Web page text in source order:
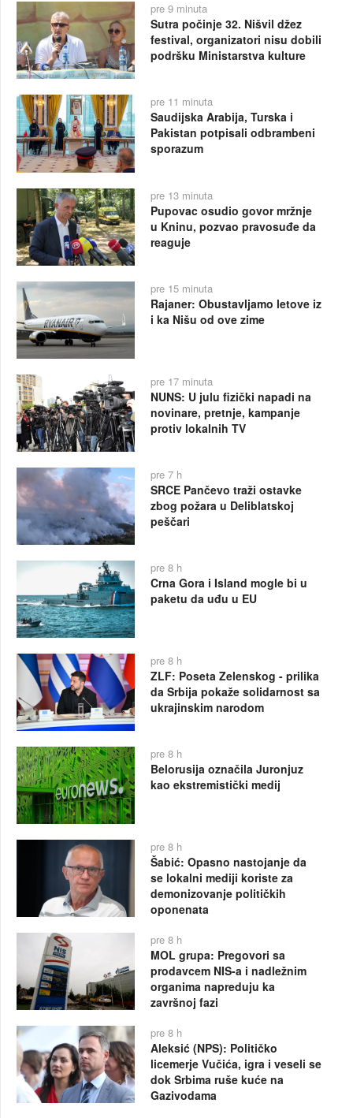
pre 9 minuta
Sutra počinje 32. Nišvil džez
festival, organizatori nisu dobili
podršku Ministarstva kulture
pre 11 minuta
Saudijska Arabija, Turska i
Pakistan potpisali odbrambeni
sporazum
pre 13 minuta
Pupovac osudio govor mržnje
u Kninu, pozvao pravosuđe da
reaguje
pre 15 minuta
Rajaner: Obustavljamo letove iz
i ka Nišu od ove zime
pre 17 minuta
NUNS: U julu fizički napadi na
novinare, pretnje, kampanje
protiv lokalnih TV
pre 7 h
SRCE Pančevo traži ostavke
zbog požara u Deliblatskoj
peščari
pre 8 h
Crna Gora i Island mogle bi u
paketu da uđu u EU
pre 8 h
ZLF: Poseta Zelenskog - prilika
da Srbija pokaže solidarnost sa
ukrajinskim narodom
pre 8 h
Belorusija označila Juronjuz
kao ekstremistički medij
pre 8 h
Šabić: Opasno nastojanje da
se lokalni mediji koriste za
demonizovanje političkih
oponenata
pre 8 h
MOL grupa: Pregovori sa
prodavcem NIS-a i nadležnim
organima napreduju ka
završnoj fazi
pre 8 h
Aleksić (NPS): Političko
licemerje Vučića, igra i veseli se
dok Srbima ruše kuće na
Gazivodama